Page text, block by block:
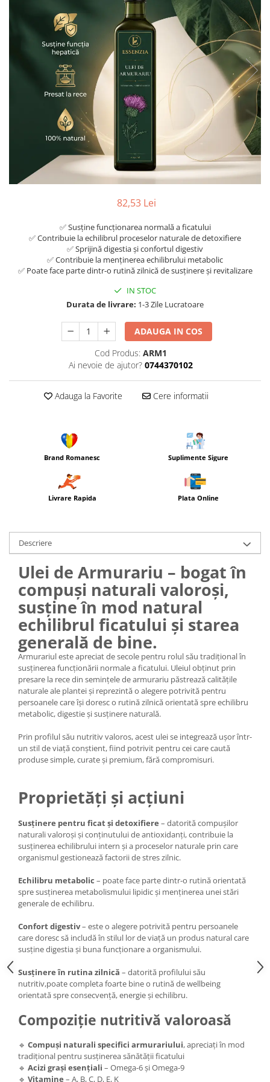
Pierdere Greutate
Sucuri Naturale
Sistem Respirator
Stress & Somn
Tratament Par
Vitamine & Suplimente
Vitamine Coloidale
Pachete
82,53 Lei
✅ Susține funcționarea normală a ficatului
✅ Contribuie la echilibrul proceselor naturale de detoxifiere
✅ Sprijină digestia și confortul digestiv
✅ Contribuie la menținerea echilibrului metabolic
✅ Poate face parte dintr-o rutină zilnică de susținere și revitalizare
IN STOC
Durata de livrare: 1-3 Zile Lucratoare
ADAUGA IN COS
Cod Produs: ARM1
Ai nevoie de ajutor? 0744370102
Adauga la Favorite Cere informatii
Brand Romanesc Suplimente Sigure
Livrare Rapida Plata Online
Descriere
Ulei de Armurariu – bogat în
compuși naturali valoroși,
susține în mod natural
echilibrul ficatului și starea
generală de bine.
Armurariul este apreciat de secole pentru rolul său tradițional în
susținerea funcționării normale a ficatului. Uleiul obținut prin
presare la rece din semințele de armurariu păstrează calitățile
naturale ale plantei și reprezintă o alegere potrivită pentru
persoanele care își doresc o rutină zilnică orientată spre echilibru
metabolic, digestie și susținere naturală.
Prin profilul său nutritiv valoros, acest ulei se integrează ușor într-
un stil de viață conștient, fiind potrivit pentru cei care caută
produse simple, curate și premium, fără compromisuri.
Proprietăți și acțiuni
Susținere pentru ficat și detoxifiere – datorită compușilor
naturali valoroși și conținutului de antioxidanți, contribuie la
susținerea echilibrului intern și a proceselor naturale prin care
organismul gestionează factorii de stres zilnic.
Echilibru metabolic – poate face parte dintr-o rutină orientată
spre susținerea metabolismului lipidic și menținerea unei stări
generale de echilibru.
Confort digestiv– este o alegere potrivită pentru persoanele
care doresc să includă în stilul lor de viață un produs natural care
susține digestia și buna funcționare a organismului.
Susținere în rutina zilnică – datorită profilului său
nutritiv,poate completa foarte bine o rutină de wellbeing
orientată spre consecvență, energie și echilibru.
Compoziție nutritivă valoroasă
🔹 Compuși naturali specifici armurariului, apreciați în mod
tradițional pentru susținerea sănătății ficatului
🔹 Acizi grași esențiali – Omega-6 și Omega-9
🔹 Vitamine – A, B, C, D, E, K